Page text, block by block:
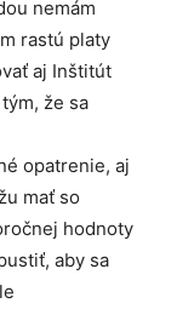
nemám
rastú platy
aj Inštitút
že sa
opatrenie, aj
mať so
hodnoty
aby sa